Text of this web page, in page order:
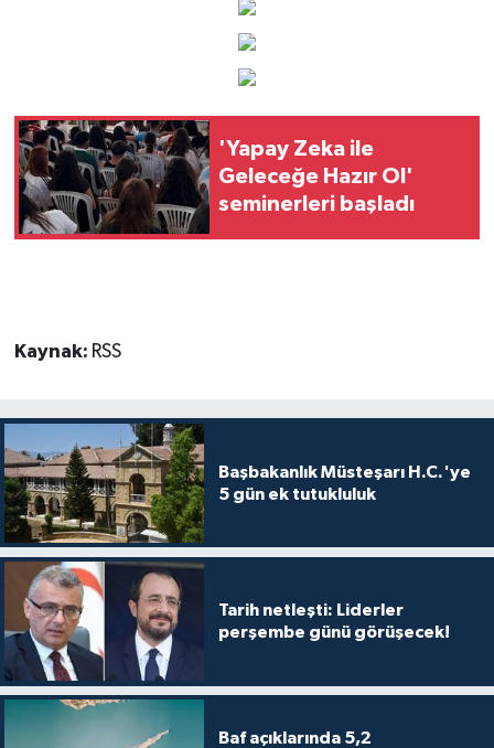
'Yapay Zeka ile
Geleceğe Hazır Ol'
seminerleri başladı
Kaynak: RSS
Başbakanlık Müsteşarı H.C.'ye
5 gün ek tutukluluk
Tarih netleşti: Liderler
perşembe günü görüşecek!
Baf açıklarında 5,2